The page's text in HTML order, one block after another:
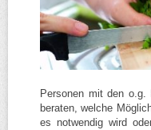
Personen mit den
beraten, welche
es notwendig wird